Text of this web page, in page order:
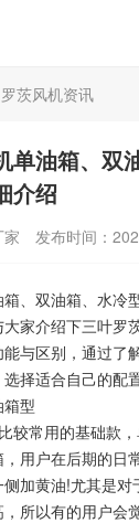
罗茨风机资讯
单油箱、双
介绍
发布时间：
、双油箱、水冷
家介绍下三叶罗
与区别，通过了
择适合自己的配置
型
较常用的基础款
用户在后期的日
加黄油!尤其是对
所以有的用户会